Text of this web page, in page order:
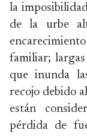
la
de la urbe
familiar;
que inunda
recojo debido
están
pérdida de